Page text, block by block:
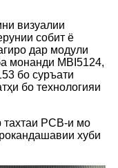
визуалии
собит ё
дар модули
монанди MBI5124,
бо суръати
бо технологияи
PCB-и мо
хуби